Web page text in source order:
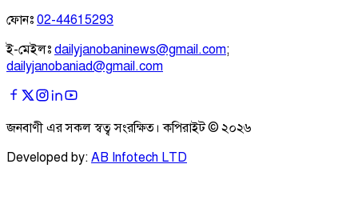
ফোনঃ 02-44615293
ই-মেইলঃ dailyjanobaninews@gmail.com;
dailyjanobaniad@gmail.com
জনবাণী এর সকল স্বত্ব সংরক্ষিত। কপিরাইট © ২০২৬
Developed by: AB Infotech LTD